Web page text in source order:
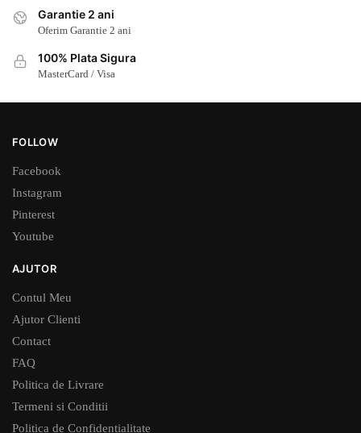
Garantie 2 ani
Oferim Garantie 2 ani
100% Plata Sigura
MasterCard / Visa
FOLLOW
Facebook
Instagram
Pinterest
Youtube
AJUTOR
Contul Meu
Ajutor Clienti
Contact
FAQ
Politica de Livrare
Termeni si Conditii
Politica de Confidentialitate